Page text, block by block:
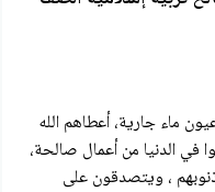
ماء جارية، أعطاهم الله
في الدنيا من أعمال صالحة،
، ويتصدقون على